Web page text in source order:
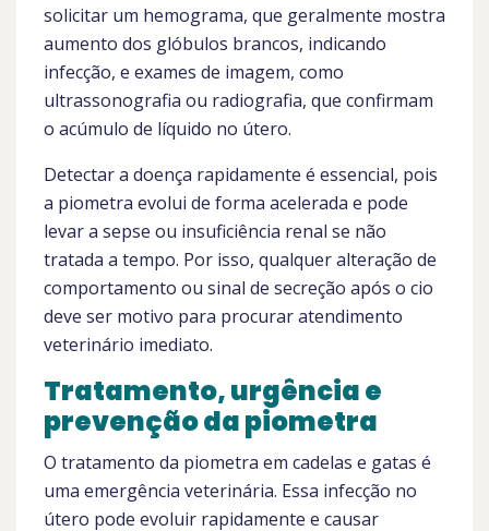
solicitar um hemograma, que geralmente mostra
aumento dos glóbulos brancos, indicando
infecção, e exames de imagem, como
ultrassonografia ou radiografia, que confirmam
o acúmulo de líquido no útero.
Detectar a doença rapidamente é essencial, pois
a piometra evolui de forma acelerada e pode
levar a sepse ou insuficiência renal se não
tratada a tempo. Por isso, qualquer alteração de
comportamento ou sinal de secreção após o cio
deve ser motivo para procurar atendimento
veterinário imediato.
Tratamento, urgência e
prevenção da piometra
O tratamento da piometra em cadelas e gatas é
uma emergência veterinária. Essa infecção no
útero pode evoluir rapidamente e causar